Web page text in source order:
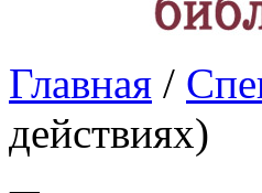
Главная /
действиях)